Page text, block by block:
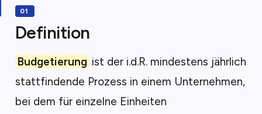
Definition
Budgetierung ist der i.d.R. mindestens jährlich
stattfindende Prozess in einem Unternehmen,
bei dem für einzelne Einheiten